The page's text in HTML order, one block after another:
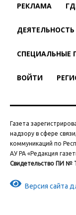
РЕКЛАМА
ДЕЯТЕЛЬНОСТЬ
СПЕЦИАЛЬНЫЕ
ВОЙТИ
Газета
надзору в сфере
коммуникаций по
АУ РА «Редакция
Свидетельство ПИ №
Версия сайта